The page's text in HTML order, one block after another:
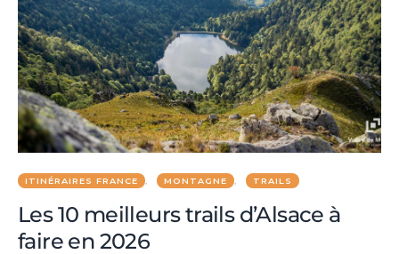
ITINÉRAIRES FRANCE MONTAGNE TRAILS
Les 10 meilleurs trails d’Alsace à
faire en 2026